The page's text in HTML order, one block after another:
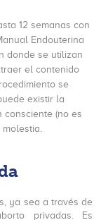
12 semanas con
Endouterina
donde se utilizan
el contenido
se
existir la
(no es
ya sea a través de
privadas. Es